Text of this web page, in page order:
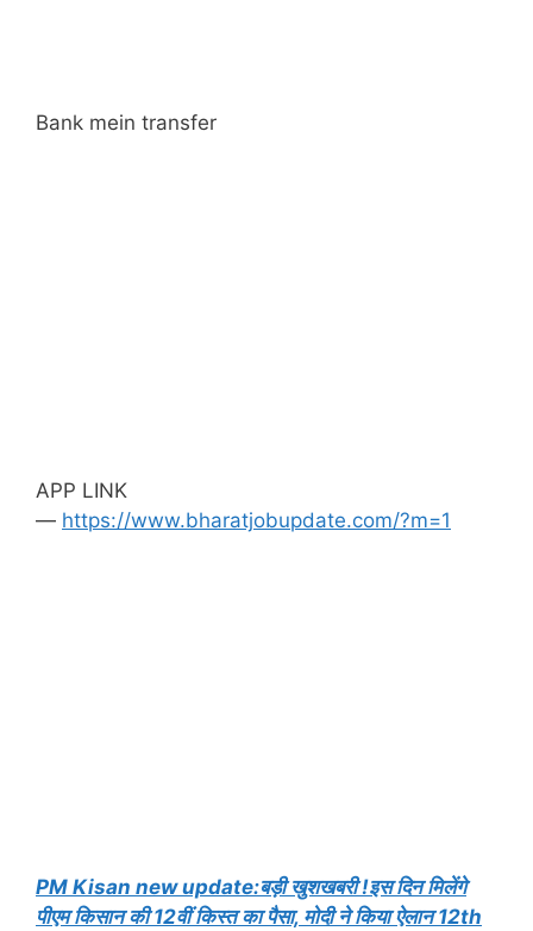
Bank mein transfer
APP LINK
— https://www.bharatjobupdate.com/?m=1
PM Kisan new update:बड़ी खुशखबरी !इस दिन मिलेंगे
पीएम किसान की 12वीं किस्त का पैसा, मोदी ने किया ऐलान 12th